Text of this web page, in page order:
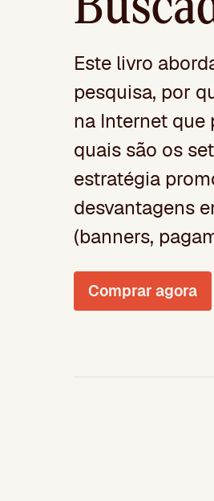
Este livro
pesquisa, por
na Internet
quais são os
estratégia
desvantagens
(banners,
Comprar agora